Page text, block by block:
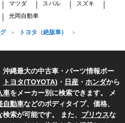
マツダ スバル スズキ
光岡自動車
トヨタ（絶版車）
沖縄最大の中古車・パーツ情報ポー
トヨタ(TOYOTA) ・ 日産 ・ ホンダから
車をメーカー別に検索できます。 メ
自動車などのボディタイプ、価格、
索が可能です。 また、 プリウスな